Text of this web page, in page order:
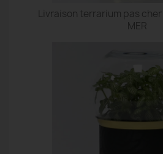
Livraison terrarium pas cher
MER